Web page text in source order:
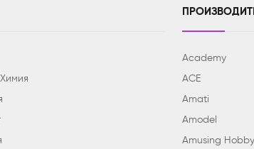
Academy
ACE
Amati
Amodel
Amusing